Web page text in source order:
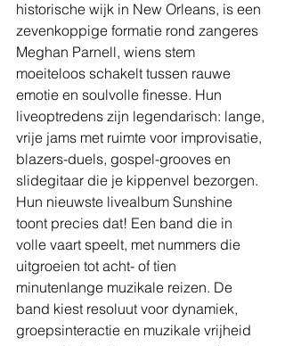
historische wijk in New Orleans, is een
zevenkoppige formatie rond zangeres
Meghan Parnell, wiens stem
moeiteloos schakelt tussen rauwe
emotie en soulvolle finesse. Hun
liveoptredens zijn legendarisch: lange,
vrije jams met ruimte voor improvisatie,
blazers-duels, gospel-grooves en
slidegitaar die je kippenvel bezorgen.
Hun nieuwste livealbum Sunshine
toont precies dat! Een band die in
volle vaart speelt, met nummers die
uitgroeien tot acht- of tien
minutenlange muzikale reizen. De
band kiest resoluut voor dynamiek,
groepsinteractie en muzikale vrijheid